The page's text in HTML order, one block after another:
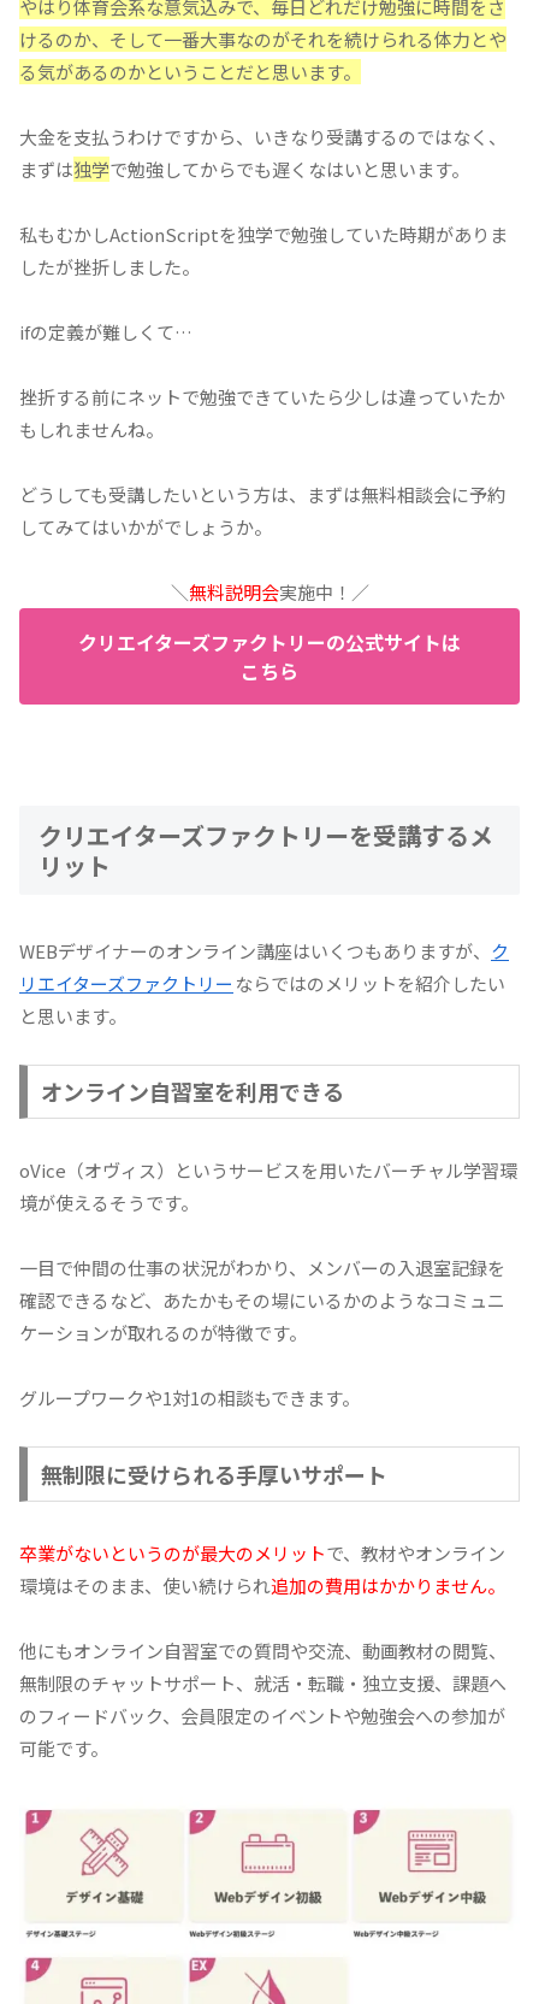
やはり体育会系な意気込みで、毎日どれだけ勉強に時間をさ
けるのか、そして一番大事なのがそれを続けられる体力とや
る気があるのかということだと思います。
大金を支払うわけですから、いきなり受講するのではなく、
まずは独学で勉強してからでも遅くなはいと思います。
私もむかしActionScriptを独学で勉強していた時期がありま
したが挫折しました。
ifの定義が難しくて…
挫折する前にネットで勉強できていたら少しは違っていたか
もしれませんね。
どうしても受講したいという方は、まずは無料相談会に予約
してみてはいかがでしょうか。
＼無料説明会実施中！／
クリエイターズファクトリーの公式サイトは
こちら
クリエイターズファクトリーを受講するメ
リット
WEBデザイナーのオンライン講座はいくつもありますが、 ク
リエイターズファクトリー ならではのメリットを紹介したい
と思います。
オンライン自習室を利用できる
oVice（オヴィス）というサービスを用いたバーチャル学習環
境が使えるそうです。
一目で仲間の仕事の状況がわかり、メンバーの入退室記録を
確認できるなど、あたかもその場にいるかのようなコミュニ
ケーションが取れるのが特徴です。
グループワークや1対1の相談もできます。
無制限に受けられる手厚いサポート
卒業がないというのが最大のメリットで、教材やオンライン
環境はそのまま、使い続けられ追加の費用はかかりません。
他にもオンライン自習室での質問や交流、動画教材の閲覧、
無制限のチャットサポート、就活・転職・独立支援、課題へ
のフィードバック、会員限定のイベントや勉強会への参加が
可能です。